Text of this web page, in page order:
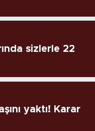
sizlerle 22
yaktı! Karar